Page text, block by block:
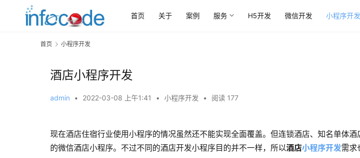
首页 关于 案例 服务 H5开发 微信开发 小程序开发
首页 小程序开发
酒店小程序开发
admin • 2022-03-08 上午1:41 • 小程序开发 • 阅读 177
现在酒店住宿行业使用小程序的情况虽然还不能实现全面覆盖。但连锁酒店、知名单体
的微信酒店小程序。不过不同的酒店开发小程序目的并不一样，所以酒店小程序开发需求